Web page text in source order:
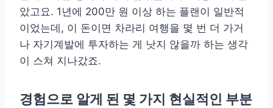
았고요. 1년에 200만 원 이상 하는 플랜이 일반적
이었는데, 이 돈이면 차라리 여행을 몇 번 더 가거
나 자기계발에 투자하는 게 낫지 않을까 하는 생각
이 스쳐 지나갔죠.
경험으로 알게 된 몇 가지 현실적인 부분